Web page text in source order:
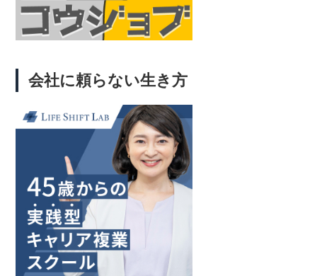
会社に頼らない生き方